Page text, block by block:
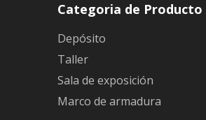
Categoria de Producto
Depósito
Taller
Sala de exposición
Marco de armadura